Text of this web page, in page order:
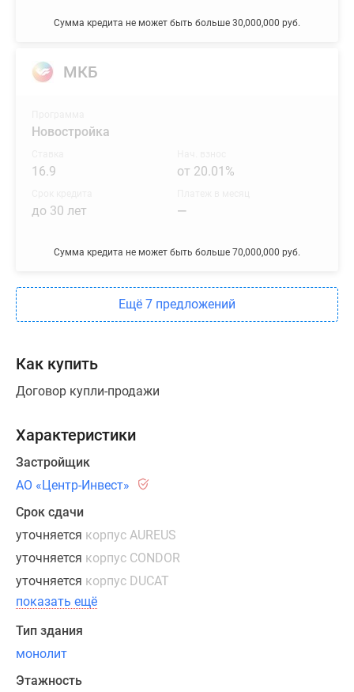
Сумма кредита не может быть больше 30,000,000 руб.
МКБ
Сумма кредита не может быть больше 70,000,000 руб.
Новостройка
16.9 от 20.01%
до 30 лет —
Ещё 7 предложений
Как купить
Договор купли-продажи
Характеристики
Застройщик
АО «Центр-Инвест»
Срок сдачи
уточняется корпус AUREUS
уточняется корпус CONDOR
уточняется корпус DUCAT
показать ещё
Тип здания
монолит
Этажность